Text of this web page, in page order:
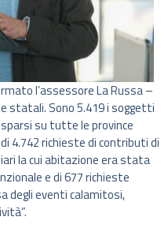
l’assessore La Russa –
statali. Sono 5.419 i soggetti
su tutte le province
4.742 richieste di contributi di
la cui abitazione era stata
e di 677 richieste
degli eventi calamitosi,